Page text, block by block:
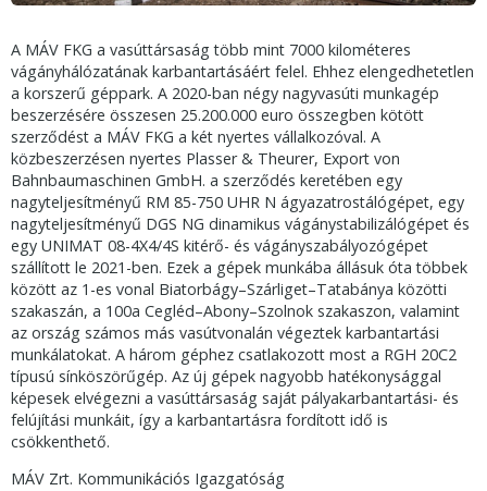
A MÁV FKG a vasúttársaság több mint 7000 kilométeres
vágányhálózatának karbantartásáért felel. Ehhez elengedhetetlen
a korszerű géppark. A 2020-ban négy nagyvasúti munkagép
beszerzésére összesen 25.200.000 euro összegben kötött
szerződést a MÁV FKG a két nyertes vállalkozóval. A
közbeszerzésen nyertes Plasser & Theurer, Export von
Bahnbaumaschinen GmbH. a szerződés keretében egy
nagyteljesítményű RM 85-750 UHR N ágyazatrostálógépet, egy
nagyteljesítményű DGS NG dinamikus vágánystabilizálógépet és
egy UNIMAT 08-4X4/4S kitérő- és vágányszabályozógépet
szállított le 2021-ben. Ezek a gépek munkába állásuk óta többek
között az 1-es vonal Biatorbágy–Szárliget–Tatabánya közötti
szakaszán, a 100a Cegléd–Abony–Szolnok szakaszon, valamint
az ország számos más vasútvonalán végeztek karbantartási
munkálatokat. A három géphez csatlakozott most a RGH 20C2
típusú sínköszörűgép. Az új gépek nagyobb hatékonysággal
képesek elvégezni a vasúttársaság saját pályakarbantartási- és
felújítási munkáit, így a karbantartásra fordított idő is
csökkenthető.
MÁV Zrt. Kommunikációs Igazgatóság